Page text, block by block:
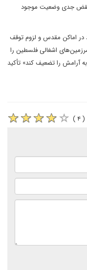
نقض جدی وضعیت موجود
در اماکن مقدس و لزوم توقف
اشغالی فلسطین را
آرامش را تضعیف کند» تأکید
( ۴ )